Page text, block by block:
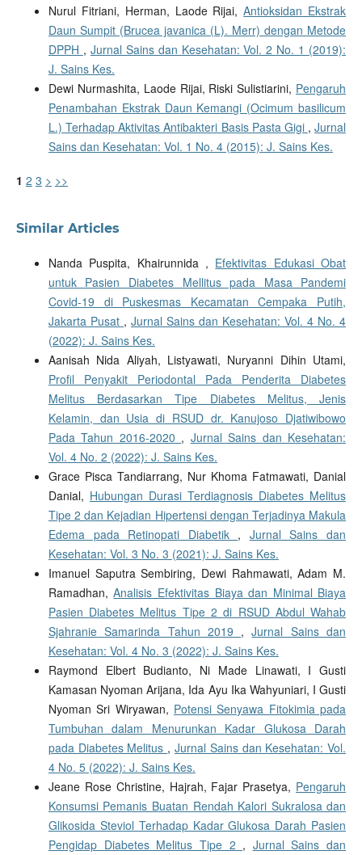
Nurul Fitriani, Herman, Laode Rijai,Antioksidan Ekstrak
Daun Sumpit (Brucea javanica (L). Merr) dengan Metode
DPPH , Jurnal Sains dan Kesehatan: Vol. 2 No. 1 (2019):
J. Sains Kes.
Dewi Nurmashita, Laode Rijai, Riski Sulistiarini, Pengaruh
Penambahan Ekstrak Daun Kemangi (Ocimum basilicum
L.) Terhadap Aktivitas Antibakteri Basis Pasta Gigi ,Jurnal
Sains dan Kesehatan: Vol. 1 No. 4 (2015): J. Sains Kes.
1 2 3 > >>
Similar Articles
Nanda Puspita, Khairunnida , Efektivitas Edukasi Obat
untuk Pasien Diabetes Mellitus pada Masa Pandemi
Covid-19 di Puskesmas Kecamatan Cempaka Putih,
Jakarta Pusat , Jurnal Sains dan Kesehatan: Vol. 4 No. 4
(2022): J. Sains Kes.
Aanisah Nida Aliyah, Listyawati, Nuryanni Dihin Utami,
Profil Penyakit Periodontal Pada Penderita Diabetes
Melitus Berdasarkan Tipe Diabetes Melitus, Jenis
Kelamin, dan Usia di RSUD dr. Kanujoso Djatiwibowo
Pada Tahun 2016-2020 , Jurnal Sains dan Kesehatan:
Vol. 4 No. 2 (2022): J. Sains Kes.
Grace Pisca Tandiarrang, Nur Khoma Fatmawati, Danial
Danial, Hubungan Durasi Terdiagnosis Diabetes Melitus
Tipe 2 dan Kejadian Hipertensi dengan Terjadinya Makula
Edema pada Retinopati Diabetik , Jurnal Sains dan
Kesehatan: Vol. 3 No. 3 (2021): J. Sains Kes.
Imanuel Saputra Sembiring, Dewi Rahmawati, Adam M.
Ramadhan,Analisis Efektivitas Biaya dan Minimal Biaya
Pasien Diabetes Melitus Tipe 2 di RSUD Abdul Wahab
Sjahranie Samarinda Tahun 2019 ,Jurnal Sains dan
Kesehatan: Vol. 4 No. 3 (2022): J. Sains Kes.
Raymond Elbert Budianto, Ni Made Linawati, I Gusti
Kamasan Nyoman Arijana, Ida Ayu Ika Wahyuniari, I Gusti
Nyoman Sri Wiryawan, Potensi Senyawa Fitokimia pada
Tumbuhan dalam Menurunkan Kadar Glukosa Darah
pada Diabetes Melitus ,Jurnal Sains dan Kesehatan: Vol.
4 No. 5 (2022): J. Sains Kes.
Jeane Rose Christine, Hajrah, Fajar Prasetya, Pengaruh
Konsumsi Pemanis Buatan Rendah Kalori Sukralosa dan
Glikosida Steviol Terhadap Kadar Glukosa Darah Pasien
Pengidap Diabetes Melitus Tipe 2 , Jurnal Sains dan